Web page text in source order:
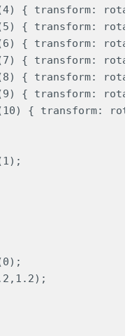
{ transform:
{ transform:
{ transform:
{ transform:
{ transform:
{ transform:
{ transform: